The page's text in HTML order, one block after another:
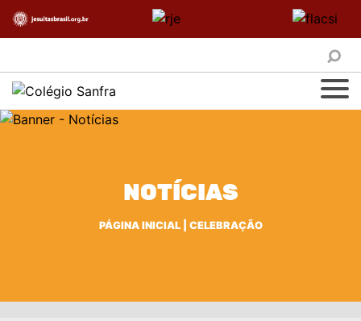
NOTÍCIAS
PÁGINA INICIAL| CELEBRAÇÃO